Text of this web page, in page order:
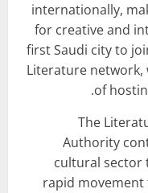
internationally,
for creative and
first Saudi city to
Literature network,
of
The
Authority
cultural sector
rapid movement